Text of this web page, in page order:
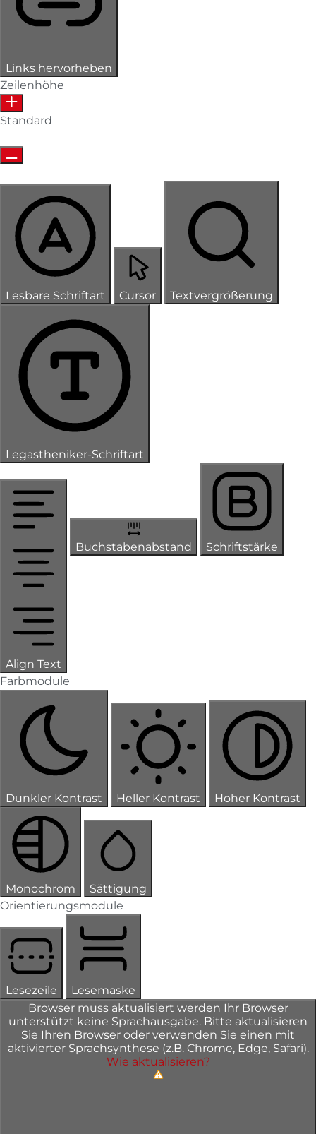
Links hervorheben
Zeilenhöhe
Standard
Lesbare Schriftart Cursor Textvergrößerung
Legastheniker-Schriftart
Align Text
Buchstabenabstand Schriftstärke
Farbmodule
Dunkler Kontrast Heller Kontrast Hoher Kontrast
Monochrom
Sättigung
Orientierungsmodule
Lesezeile
Lesemaske
Browser muss aktualisiert werden Ihr Browser
unterstützt keine Sprachausgabe. Bitte aktualisieren
Sie Ihren Browser oder verwenden Sie einen mit
aktivierter Sprachsynthese (z.B. Chrome, Edge, Safari).
Wie aktualisieren?